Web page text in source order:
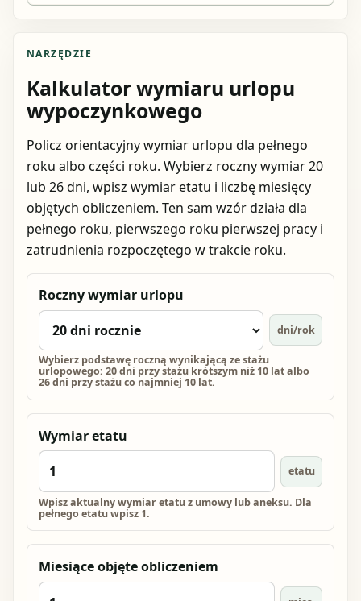
NARZĘDZIE
Kalkulator wymiaru urlopu
wypoczynkowego
Policz orientacyjny wymiar urlopu dla pełnego
roku albo części roku. Wybierz roczny wymiar 20
lub 26 dni, wpisz wymiar etatu i liczbę miesięcy
objętych obliczeniem. Ten sam wzór działa dla
pełnego roku, pierwszego roku pierwszej pracy i
zatrudnienia rozpoczętego w trakcie roku.
Roczny wymiar urlopu
dni/rok
Wybierz podstawę roczną wynikającą ze stażu
urlopowego: 20 dni przy stażu krótszym niż 10 lat albo
26 dni przy stażu co najmniej 10 lat.
Wymiar etatu
etatu
Wpisz aktualny wymiar etatu z umowy lub aneksu. Dla
pełnego etatu wpisz 1.
Miesiące objęte obliczeniem